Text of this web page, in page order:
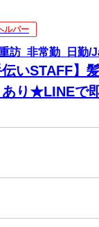
ルパー
訪_非常勤_日勤/
いSTAFF】
り★LINEで